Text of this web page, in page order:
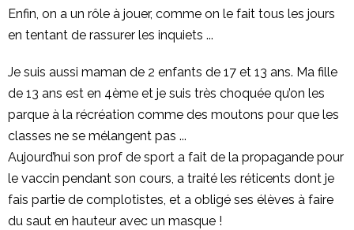
Enfin, on a un rôle à jouer, comme on le fait tous les jours
en tentant de rassurer les inquiets ...
Je suis aussi maman de 2 enfants de 17 et 13 ans. Ma fille
de 13 ans est en 4ème et je suis très choquée qu’on les
parque à la récréation comme des moutons pour que les
classes ne se mélangent pas ...
Aujourd’hui son prof de sport a fait de la propagande pour
le vaccin pendant son cours, a traité les réticents dont je
fais partie de complotistes, et a obligé ses élèves à faire
du saut en hauteur avec un masque !